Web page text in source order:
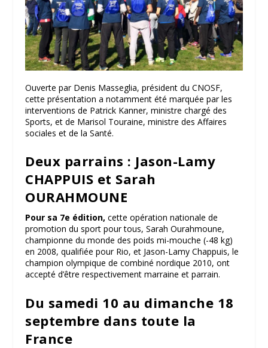
Ouverte par Denis Masseglia, président du CNOSF,
cette présentation a notamment été marquée par les
interventions de Patrick Kanner, ministre chargé des
Sports, et de Marisol Touraine, ministre des Affaires
sociales et de la Santé.
Deux parrains : Jason-Lamy
CHAPPUIS et Sarah
OURAHMOUNE
Pour sa 7e édition, cette opération nationale de
promotion du sport pour tous, Sarah Ourahmoune,
championne du monde des poids mi-mouche (-48 kg)
en 2008, qualifiée pour Rio, et Jason-Lamy Chappuis, le
champion olympique de combiné nordique 2010, ont
accepté d’être respectivement marraine et parrain.
Du samedi 10 au dimanche 18
septembre dans toute la
France